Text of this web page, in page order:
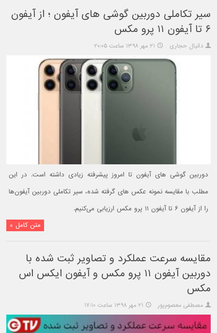
سیر تکاملی دوربین گوشی های آیفون ؛ از آیفون
۶ تا آیفون ۱۱ پرو مکس
دانیال حجاری ۲۱ مهر ۱۳۹۸ ساعت ۲۰:۰۵
دوربین گوشی های آیفون تا امروز پیشرفته زیادی داشته است. در این
مطلب با مقایسه نمونه عکس های گرفته شده، سیر تکاملی دوربین آیفون‌ها
را از آیفون ۶ تا آیفون ۱۱ پرو مکس ارزیابی می‌کنیم.
متن کامل »
مقایسه سرعت عملکرد و تصاویر ثبت شده با
دوربین آیفون ۱۱ پرو مکس و آیفون ایکس اس
مکس
مصطفی معصوم‌پور ۲۱ مهر ۱۳۹۸ ساعت ۱۷:۱۰